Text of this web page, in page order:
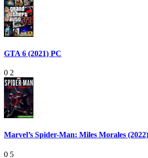
GTA 6 (2021) PC
0 2
Marvel’s Spider-Man: Miles Morales
0 5